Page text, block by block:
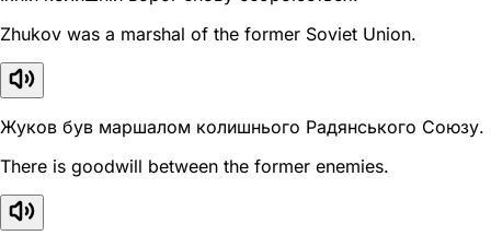
Zhukov was a marshal of the former Soviet Union.
Жуков був маршалом колишнього Радянського Союзу.
There is goodwill between the former enemies.